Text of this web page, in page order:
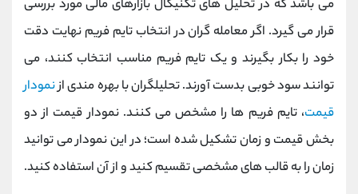
می ‌باشد که در تحلیل ‌های تکنیکال بازارهای مالی مورد بررسی
قرار می ‌گیرد. اگر معامله گران در انتخاب تایم فریم نهایت دقت
خود را بکار بگیرند و یک تایم فریم مناسب انتخاب کنند، می
‌توانند سود خوبی بدست آورند. تحلیلگران با بهره‌ مندی ازنمودار
قیمت، تایم فریم‌ ها را مشخص می ‌کنند. نمودار قیمت از دو
بخش قیمت و زمان تشکیل شده است؛ در این نمودار می ‌توانید
زمان را به قالب‌ های مشخصی تقسیم کنید و از آن استفاده کنید.